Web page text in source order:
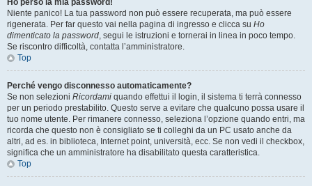
Ho perso la mia password!
Niente panico! La tua password non può essere recuperata, ma può essere
rigenerata. Per far questo vai nella pagina di ingresso e clicca su Ho
dimenticato la password, segui le istruzioni e tornerai in linea in poco tempo.
Se riscontro difficoltà, contatta l’amministratore.
Top
Perché vengo disconnesso automaticamente?
Se non selezioni Ricordami quando effettui il login, il sistema ti terrà connesso
per un periodo prestabilito. Questo serve a evitare che qualcuno possa usare il
tuo nome utente. Per rimanere connesso, seleziona l’opzione quando entri, ma
ricorda che questo non è consigliato se ti colleghi da un PC usato anche da
altri, ad es. in biblioteca, Internet point, università, ecc. Se non vedi il checkbox,
significa che un amministratore ha disabilitato questa caratteristica.
Top